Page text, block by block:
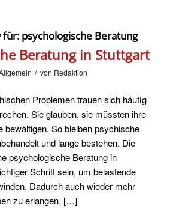
für: psychologische Beratung
Beratung in Stuttgart
/ von Redaktion
Problemen trauen sich häufig
Sie glauben, sie müssten ihre
bewältigen. So bleiben psychische
und lange bestehen. Die
psychologische Beratung in
Schritt sein, um belastende
Dadurch auch wieder mehr
zu erlangen. […]